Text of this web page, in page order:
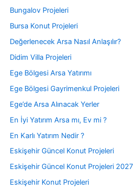
Bungalov Projeleri
Bursa Konut Projeleri
Değerlenecek Arsa Nasıl Anlaşılır?
Didim Villa Projeleri
Ege Bölgesi Arsa Yatırımı
Ege Bölgesi Gayrimenkul Projeleri
Ege’de Arsa Alınacak Yerler
En İyi Yatırım Arsa mı, Ev mi ?
En Karlı Yatırım Nedir ?
Eskişehir Güncel Konut Projeleri
Eskişehir Güncel Konut Projeleri
Eskişehir Konut Projeleri